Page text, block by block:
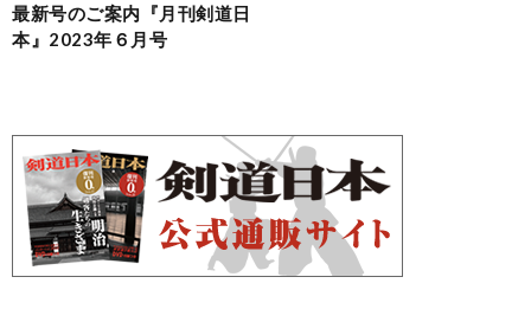
最新号のご案内『月刊剣道日
本』2023年６月号